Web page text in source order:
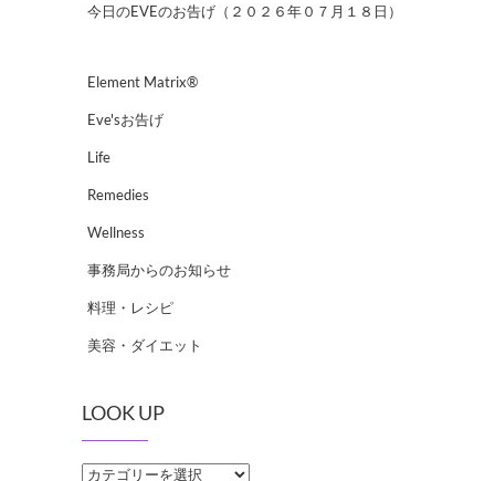
今日のEVEのお告げ（２０２６年０７月１８日）
Element Matrix®
Eve'sお告げ
Life
Remedies
Wellness
事務局からのお知らせ
料理・レシピ
美容・ダイエット
LOOK UP
LOOK